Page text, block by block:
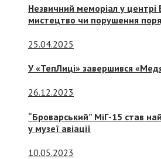
Незвичний меморіал у центрі
мистецтво чи порушення
25.04.2025
У «ТепЛиці» завершився
26.12.2023
“Броварський” МіГ-15 став
у музеї авіації
10.05.2023